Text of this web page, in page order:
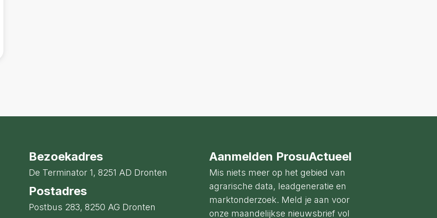
Bezoekadres
De Terminator 1, 8251 AD Dronten
Postadres
Postbus 283, 8250 AG Dronten
Aanmelden ProsuActueel
Mis niets meer op het gebied van
agrarische data, leadgeneratie en
marktonderzoek. Meld je aan voor
onze maandelijkse nieuwsbrief vol